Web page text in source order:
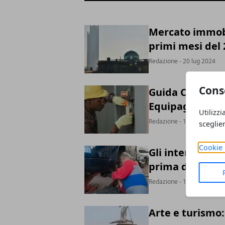
Cookie
Mercato
primi mesi del
Redazione - 20 lug 2024
Guida
Redazione - 13 giu 2024
Gli interventi
prima di
Redazione - 11 ago 2023
Arte e